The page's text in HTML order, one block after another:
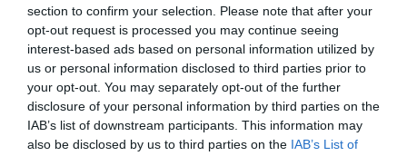
section to confirm your selection. Please note that after your
opt-out request is processed you may continue seeing
interest-based ads based on personal information utilized by
us or personal information disclosed to third parties prior to
your opt-out. You may separately opt-out of the further
disclosure of your personal information by third parties on the
IAB’s list of downstream participants. This information may
also be disclosed by us to third parties on the IAB’s List of
➤ Παρασκήνιο διαδοχής στους Ρεπουμπλικανούς: Ο
Τραμπ «δείχνει» Βανς για το 2028
➤ Το Ιράν εξετάζει «μπλόκο» σε πλοία των ΗΠΑ και του
Ισραήλ από το Ορμούζ και πρόστιμα έως 20% του
φορτίου
➤ Ορμούζ: Η συμφωνία Ιράν – Ομάν γεννά ελπίδες,
αλλά οι Χούθι μεταφέρουν την κρίση στην Ερυθρά